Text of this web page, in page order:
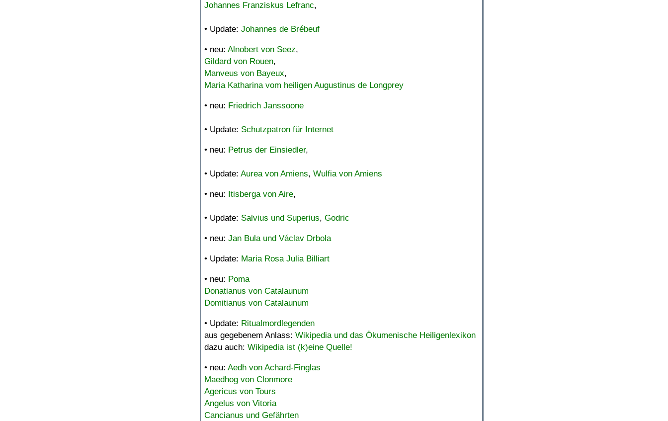
Johannes Franziskus Lefranc,
• Update: Johannes de Brébeuf
• neu: Alnobert von Seez,
Gildard von Rouen,
Manveus von Bayeux,
Maria Katharina vom heiligen Augustinus de Longprey
• neu: Friedrich Janssoone
• Update: Schutzpatron für Internet
• neu: Petrus der Einsiedler,
• Update: Aurea von Amiens, Wulfia von Amiens
• neu: Itisberga von Aire,
• Update: Salvius und Superius, Godric
• neu: Jan Bula und Václav Drbola
• Update: Maria Rosa Julia Billiart
• neu: Poma
Donatianus von Catalaunum
Domitianus von Catalaunum
• Update: Ritualmordlegenden
aus gegebenem Anlass: Wikipedia und das Ökumenische Heiligenlexikon
dazu auch: Wikipedia ist (k)eine Quelle!
• neu: Aedh von Achard-Finglas
Maedhog von Clonmore
Agericus von Tours
Angelus von Vitoria
Cancianus und Gefährten